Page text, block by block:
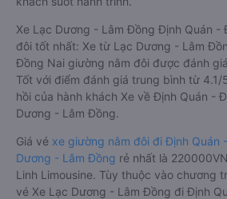
Xe Lạc Dương - Lâm Đồng Định Quán -
đôi tốt nhất: Xe từ Lạc Dương - Lâm
Đồng Nai giường nằm đôi được đánh
Tốt với điểm đánh giá trung bình từ
hồi của hành khách Xe về Định Quán -
Dương - Lâm Đồng.
Giá vé xe giường nằm đôi đi Định Quán
Dương - Lâm Đồng rẻ nhất là
Linh Limousine. Tùy thuộc vào chương
vé Xe Lạc Dương - Lâm Đồng đi Định